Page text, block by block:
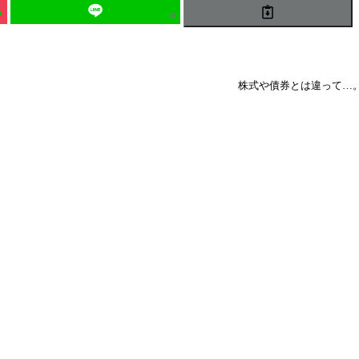
株式や債券とは違って…